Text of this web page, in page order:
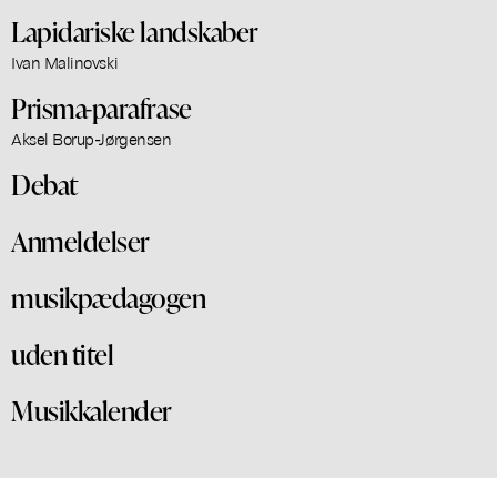
Lapidariske landskaber
Ivan Malinovski
Prisma-parafrase
Aksel Borup-Jørgensen
Debat
Anmeldelser
musikpædagogen
uden titel
Musikkalender